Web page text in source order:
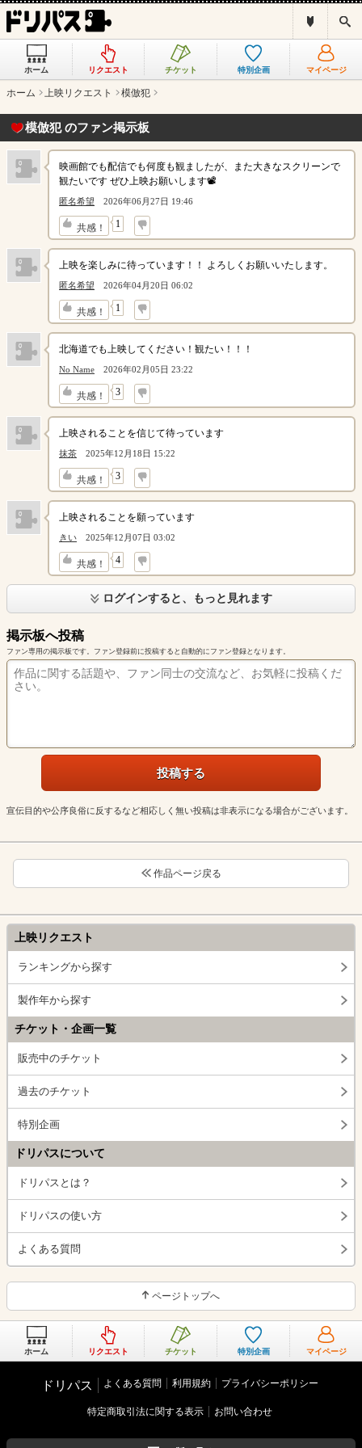
ス
と
ホーム リクエスト チケット 特別企画 マイページ
ホーム 上映リクエスト 模倣犯
模倣犯 のファン掲示板
映画館でも配信でも何度も観ましたが、また大きなスクリーンで
観たいです ぜひ上映お願いします📽️
匿名希望 2026年06月27日 19:46
共感！ 1
↓
上映を楽しみに待っています！！ よろしくお願いいたします。
匿名希望 2026年04月20日 06:02
共感！ 1
↓
北海道でも上映してください！観たい！！！
No Name 2026年02月05日 23:22
共感！ 3
↓
上映されることを信じて待っています
抹茶 2025年12月18日 15:22
共感！ 3
↓
上映されることを願っています
きい 2025年12月07日 03:02
共感！ 4
↓
ログインすると、もっと見れます
掲示板へ投稿
ファン専用の掲示板です。ファン登録前に投稿すると自動的にファン登録となります。
宣伝目的や公序良俗に反するなど相応しく無い投稿は非表示になる場合がございます。
作品ページ戻る
上映リクエスト
ランキングから探す
製作年から探す
チケット・企画一覧
販売中のチケット
過去のチケット
特別企画
ドリパスについて
ドリパスとは？
ドリパスの使い方
よくある質問
ページトップへ
ホーム リクエスト チケット 特別企画 マイページ
ドリパス よくある質問 利用規約 プライバシーポリシー
特定商取引法に関する表示 お問い合わせ